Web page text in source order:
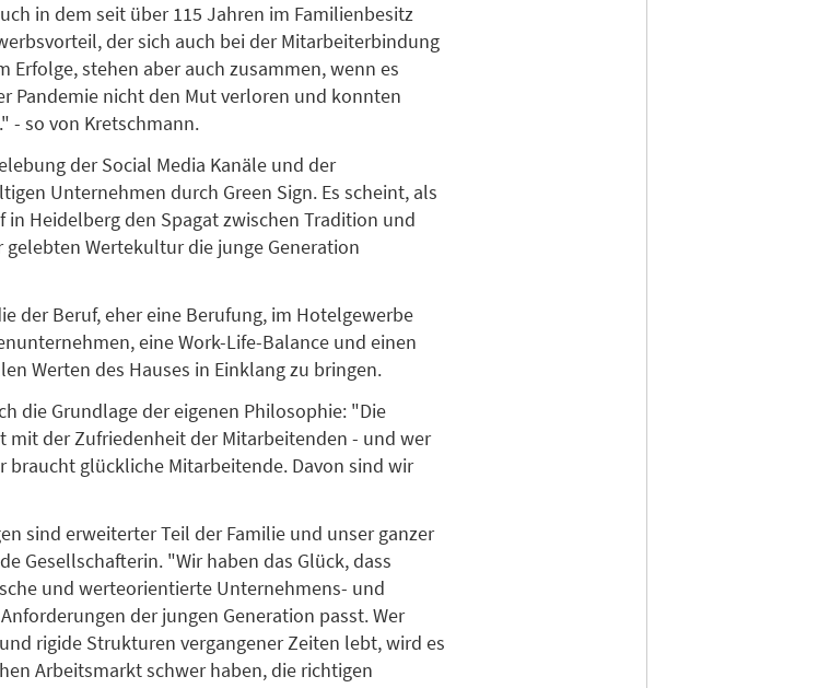
in dem seit über 115 Jahren im Familienbesitz
der sich auch bei der Mitarbeiterbindung
Erfolge, stehen aber auch zusammen, wenn es
Pandemie nicht den Mut verloren und konnten
- so von Kretschmann.
der Social Media Kanäle und der
Unternehmen durch Green Sign. Es scheint, als
Heidelberg den Spagat zwischen Tradition und
Wertekultur die junge Generation
der Beruf, eher eine Berufung, im Hotelgewerbe
eine Work-Life-Balance und einen
Werten des Hauses in Einklang zu bringen.
die Grundlage der eigenen Philosophie: "Die
mit der Zufriedenheit der Mitarbeitenden - und wer
braucht glückliche Mitarbeitende. Davon sind wir
sind erweiterter Teil der Familie und unser ganzer
Gesellschafterin. "Wir haben das Glück, dass
und werteorientierte Unternehmens- und
der jungen Generation passt. Wer
rigide Strukturen vergangener Zeiten lebt, wird es
Arbeitsmarkt schwer haben, die richtigen